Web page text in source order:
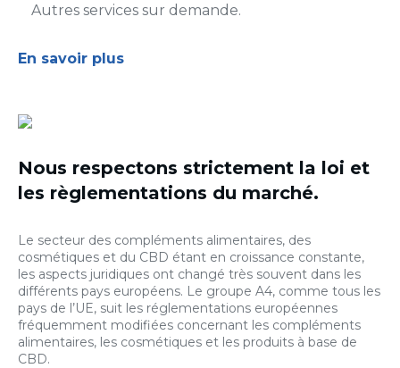
Autres services sur demande.
En savoir plus
Nous respectons strictement la loi et
les règlementations du marché.
Le secteur des compléments alimentaires, des
cosmétiques et du CBD étant en croissance constante,
les aspects juridiques ont changé très souvent dans les
différents pays européens. Le groupe A4, comme tous les
pays de l’UE, suit les réglementations européennes
fréquemment modifiées concernant les compléments
alimentaires, les cosmétiques et les produits à base de
CBD.